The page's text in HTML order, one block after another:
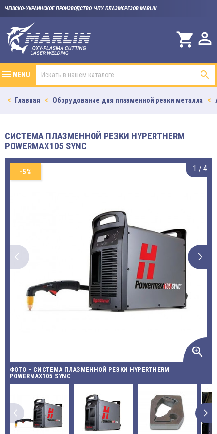
ЧЕШСКО-УКРАИНСКОЕ ПРОИЗВОДСТВО ЧПУ ПЛАЗМОРЕЗОВ MARLIN

shopping_cart
MENU 
Главная Оборудование для плазменной резки металла
СИСТЕМА ПЛАЗМЕННОЙ РЕЗКИ HYPERTHERM
POWERMAX105 SYNC
-5%
zoom_in
ФОТО – СИСТЕМА ПЛАЗМЕННОЙ РЕЗКИ HYPERTHERM
POWERMAX105 SYNC
1 / 4